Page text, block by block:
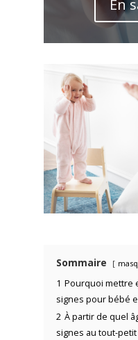
En
Sommaire
1 Pourquoi mettre
signes pour bébé
2 À partir de quel
signes au tout-petit